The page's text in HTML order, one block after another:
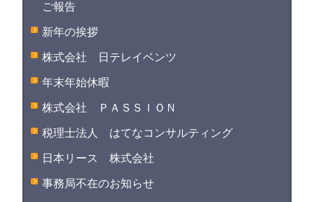
ご報告
新年の挨拶
株式会社 日テレイベンツ
年末年始休暇
株式会社 ＰＡＳＳＩＯＮ
税理士法人 はてなコンサルティング
日本リース 株式会社
事務局不在のお知らせ